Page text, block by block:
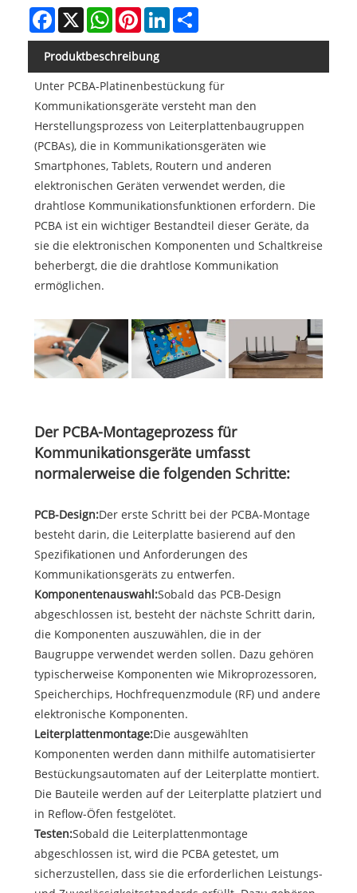
Facebook
X WhatsAppPinterestLinkedIn
Produktbeschreibung
Unter PCBA-Platinenbestückung für
Kommunikationsgeräte versteht man den
Herstellungsprozess von Leiterplattenbaugruppen
(PCBAs), die in Kommunikationsgeräten wie
Smartphones, Tablets, Routern und anderen
elektronischen Geräten verwendet werden, die
drahtlose Kommunikationsfunktionen erfordern. Die
PCBA ist ein wichtiger Bestandteil dieser Geräte, da
sie die elektronischen Komponenten und Schaltkreise
beherbergt, die die drahtlose Kommunikation
ermöglichen.
Der PCBA-Montageprozess für
Kommunikationsgeräte umfasst
normalerweise die folgenden Schritte:
PCB-Design:Der erste Schritt bei der PCBA-Montage
besteht darin, die Leiterplatte basierend auf den
Spezifikationen und Anforderungen des
Kommunikationsgeräts zu entwerfen.
Komponentenauswahl:Sobald das PCB-Design
abgeschlossen ist, besteht der nächste Schritt darin,
die Komponenten auszuwählen, die in der
Baugruppe verwendet werden sollen. Dazu gehören
typischerweise Komponenten wie Mikroprozessoren,
Speicherchips, Hochfrequenzmodule (RF) und andere
elektronische Komponenten.
Leiterplattenmontage:Die ausgewählten
Komponenten werden dann mithilfe automatisierter
Bestückungsautomaten auf der Leiterplatte montiert.
Die Bauteile werden auf der Leiterplatte platziert und
in Reflow-Öfen festgelötet.
Testen:Sobald die Leiterplattenmontage
abgeschlossen ist, wird die PCBA getestet, um
sicherzustellen, dass sie die erforderlichen Leistungs-